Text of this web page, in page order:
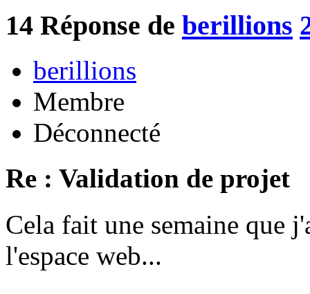
14 Réponse de berillions
berillions
Membre
Déconnecté
Re : Validation de projet
Cela fait une semaine que
l'espace web...